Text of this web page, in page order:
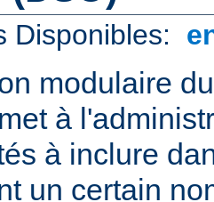
Disponibles:
modulaire
à
à inclure
un certain